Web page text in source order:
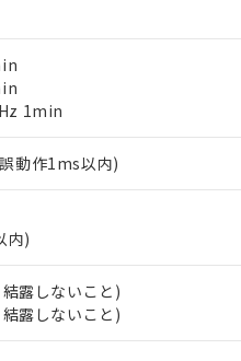
1min
動作1ms以内)
内)
露しないこと)
露しないこと)
事業取扱商品の当社在庫状況
中には、本サービスの対象外
結果は、記載している更新日
の実際の在庫および標準価格
格はお客様のお取引先、また
。
社販売拠点は「
を当社の事前の承諾なく第三
ト作成サービス）をご利用いた
当社にご登録された部品リス
関するお客様との取引・商談
以下、 カドミウム(Cd) 100ppm以下、
ビフェニル類(PBB) 1000ppm以下、ポ
名：DOP) 1000ppm以下、フタル酸ブ
ブチル (DIBP) 1000ppm以下
器に対する適用除外項目は除く。
値を超える意図的な使用がないことを確
、予定月が前後することがあ
ド
RoHSの基準値を超えている
門へお問い合わせください。
Cd(カドミウム) : 100ppm、
臭化ビフェニル類) : 1000ppm、
フタル酸ジイソブチル) : 1000ppm、
てが基準値以下であることを
て有害物質が外部に漏えいし
うち、外国為替および外国貿易
す。
合は、完全に破砕するなど、
ミサイル、化学兵器、生物兵
。
販売する場合は、上記1、2お
売に係わる関係者が違法に輸
庫あり
況については、お客様のお取引
にご確認ください)
状況の情報を公開していない機